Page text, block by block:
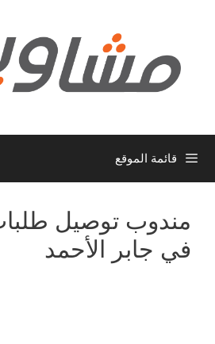
قائمة الموقع
مندوب توصيل
في جابر الأحمد